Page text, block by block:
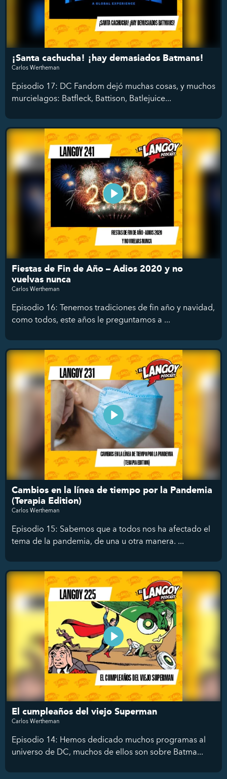
¡Santa cachucha! ¡hay demasiados Batmans!
Carlos Wertheman
Episodio 17: DC Fandom dejó muchas cosas, y muchos
murcielagos: Batfleck, Battison, Batlejuice...
Fiestas de Fin de Año – Adios 2020 y no
vuelvas nunca
Carlos Wertheman
Episodio 16: Tenemos tradiciones de fin año y navidad,
como todos, este años le preguntamos a ...
Cambios en la línea de tiempo por la Pandemia
(Terapia Edition)
Carlos Wertheman
Episodio 15: Sabemos que a todos nos ha afectado el
tema de la pandemia, de una u otra manera. ...
El cumpleaños del viejo Superman
Carlos Wertheman
Episodio 14: Hemos dedicado muchos programas al
universo de DC, muchos de ellos son sobre Batma...